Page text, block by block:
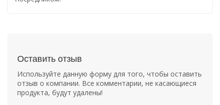
Оставить отзыв
Используйте данную форму для того, чтобы оставить
отзыв о компании. Все комментарии, не касающиеся
продукта, будут удалены!